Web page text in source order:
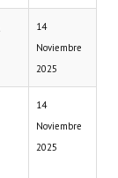
14
Noviembre
2025
14
Noviembre
2025